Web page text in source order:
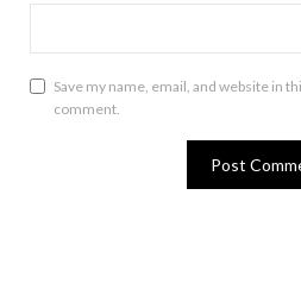
Save my name, email, and website in
comment.